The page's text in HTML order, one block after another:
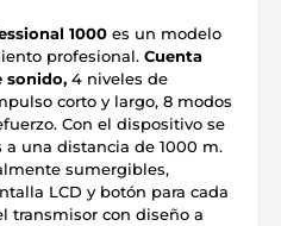
1000 es un modelo
profesional. Cuenta
sonido, 4 niveles de
corto y largo, 8 modos
Con el dispositivo se
a una distancia de 1000 m.
sumergibles,
LCD y botón para cada
transmisor con diseño a